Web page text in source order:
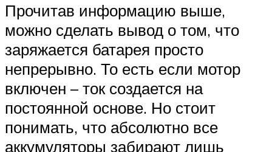
Прочитав информацию выше,
можно сделать вывод о том, что
заряжается батарея просто
непрерывно. То есть если мотор
включен – ток создается на
постоянной основе. Но стоит
понимать, что абсолютно все
аккумуляторы забирают лишь